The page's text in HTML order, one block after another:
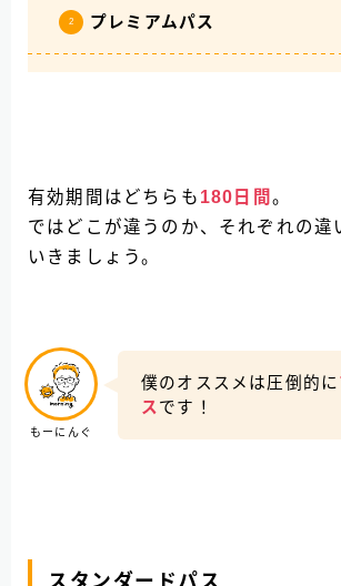
プレミアムパス
有効期間はどちらも 180日間 。
ではどこが違うのか、それぞれの違
いきましょう。
もーにんぐ
僕のオススメは圧倒的に
ス です！
スタンダードパス